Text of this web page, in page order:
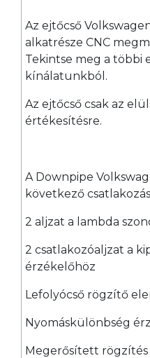
Az ejtőcső
alkatrésze CNC
Tekintse meg a többi
kínálatunkból.
Az ejtőcső csak az
értékesítésre.
A Downpipe
következő
2 aljzat a lambda
2 csatlakozóaljzat a
érzékelőhöz
Lefolyócső rögzítő
Nyomáskülönbség
Megerősített rögzítés